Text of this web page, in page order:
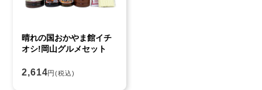
晴れの国おかやま館イチ
オシ!岡山グルメセット
2,614円(税込)